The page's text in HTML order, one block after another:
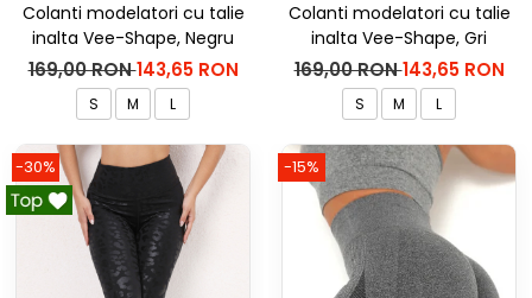
Colanti modelatori cu talie
inalta Vee-Shape, Negru
169,00 RON143,65 RON
S M L
Colanti modelatori cu talie
inalta Vee-Shape, Gri
169,00 RON143,65 RON
S M L
-30% -15%